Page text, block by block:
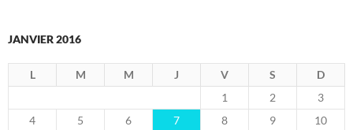
JANVIER 2016
L M M J V S
D
1
2
3
4
5 6 7 8 9
10